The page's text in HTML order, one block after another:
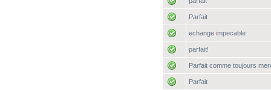
Parfait
echange impecable
parfait!
Parfait comme toujours
Parfait